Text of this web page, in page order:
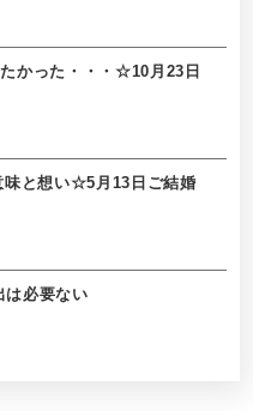
かった・・・☆10月23日
味と想い☆5月13日ご結婚
は必要ない